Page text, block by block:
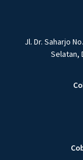
Jl. Dr. Saharjo
Selatan,